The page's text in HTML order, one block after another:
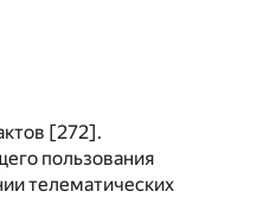
[272].
пользования
телематических